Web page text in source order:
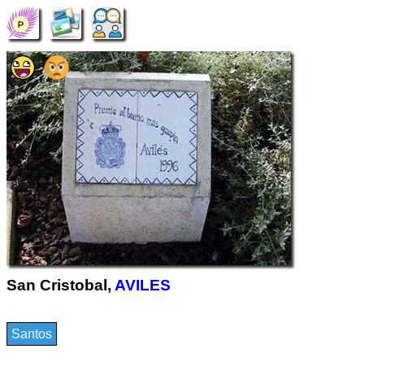
San Cristobal, AVILES
Santos